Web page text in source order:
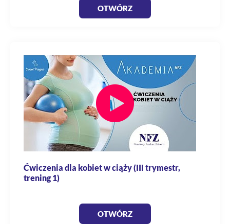
OTWÓRZ
Ćwiczenia dla kobiet w ciąży (III trymestr,
trening 1)
OTWÓRZ